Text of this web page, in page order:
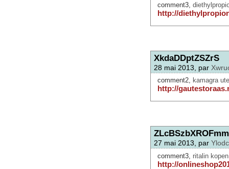
comment3,
http://
XkdaDDptZSZrS
28 mai 2013, par
comment2, kamagra
http://
ZLcBSzbXROFmm
27 mai 2013, par
comment3, ritalin
http://